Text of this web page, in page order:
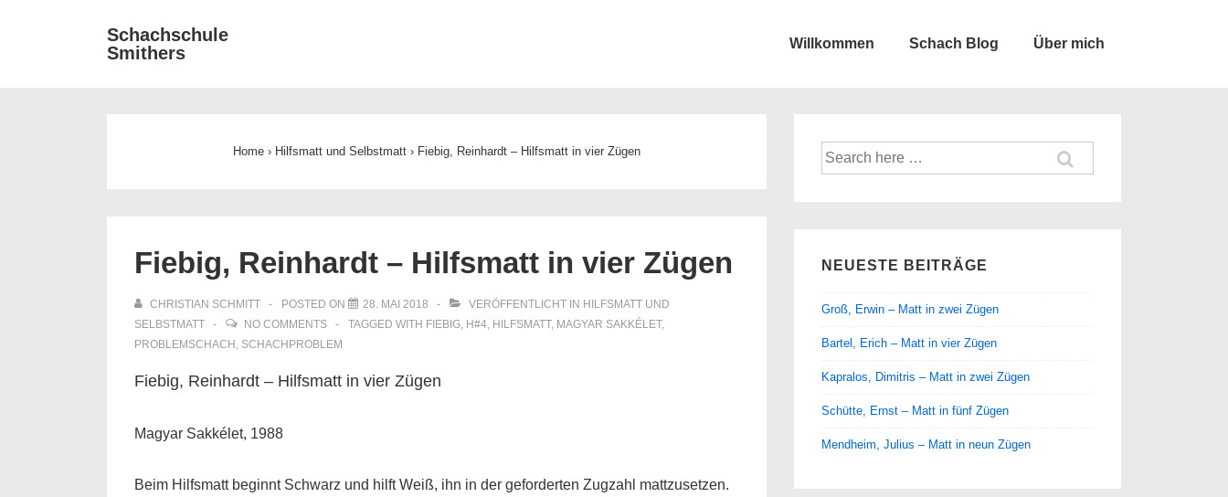
Schachschule
Smithers
Willkommen Schach Blog Über mich
Home › Hilfsmatt und Selbstmatt › Fiebig, Reinhardt – Hilfsmatt in vier Zügen
Fiebig, Reinhardt – Hilfsmatt in vier Zügen
CHRISTIAN SCHMITT POSTED ON 28. MAI 2018 VERÖFFENTLICHT IN HILFSMATT UND
SELBSTMATT
NO COMMENTS TAGGED WITH FIEBIG, H#4, HILFSMATT, MAGYAR SAKKÉLET,
PROBLEMSCHACH , SCHACHPROBLEM
Fiebig, Reinhardt – Hilfsmatt in vier Zügen
Magyar Sakkélet, 1988
Beim Hilfsmatt beginnt Schwarz und hilft Weiß, ihn in der geforderten Zugzahl mattzusetzen.
Suche
nach:
NEUESTE BEITRÄGE
Groß, Erwin – Matt in zwei Zügen
Bartel, Erich – Matt in vier Zügen
Kapralos, Dimitris – Matt in zwei Zügen
Schütte, Ernst – Matt in fünf Zügen
Mendheim, Julius – Matt in neun Zügen